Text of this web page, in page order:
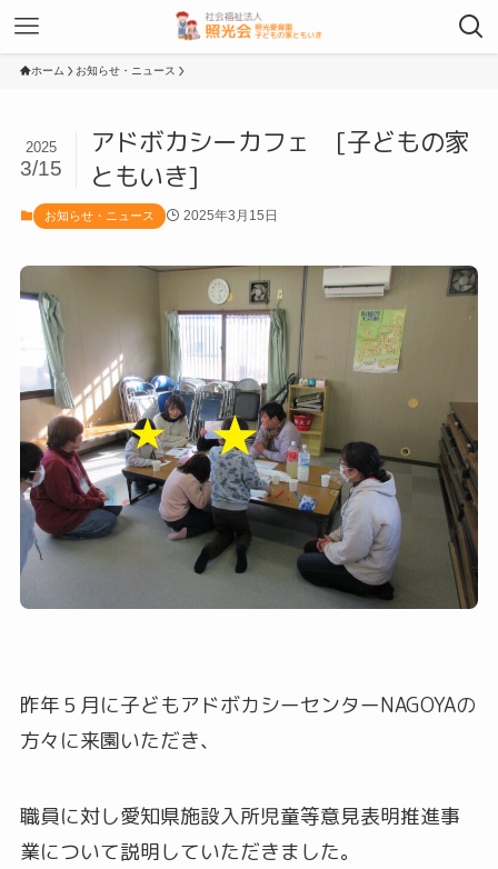
ホーム お知らせ・ニュース
アドボカシーカフェ [子どもの家
ともいき]
2025
3/15
お知らせ・ニュース 2025年3月15日
昨年５月に子どもアドボカシーセンターNAGOYAの
方々に来園いただき、
職員に対し愛知県施設入所児童等意見表明推進事
業について説明していただきました。